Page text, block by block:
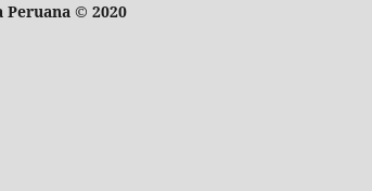
Peruana © 2020